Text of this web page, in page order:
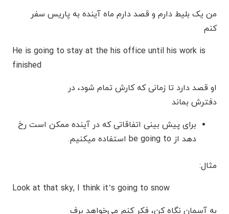
من یک بلیط دارم و قصد دارم ماه آینده به پاریس سفر
کنم
He is going to stay at the his office until his work is
finished
او قصد دارد تا زمانی که کارش تمام شود، در
دفترش بماند
برای پیش بینی اتفاقاتی که در آینده ممکن است رخ
دهد از be going to استفاده میکنیم.
مثال:
Look at that sky, I think it’s going to snow
به آسمان نگاه کن، فکر کنم می‌خواهد برف